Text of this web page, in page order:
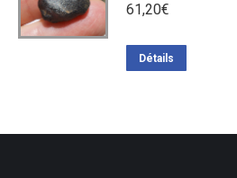
61,20€
Détails